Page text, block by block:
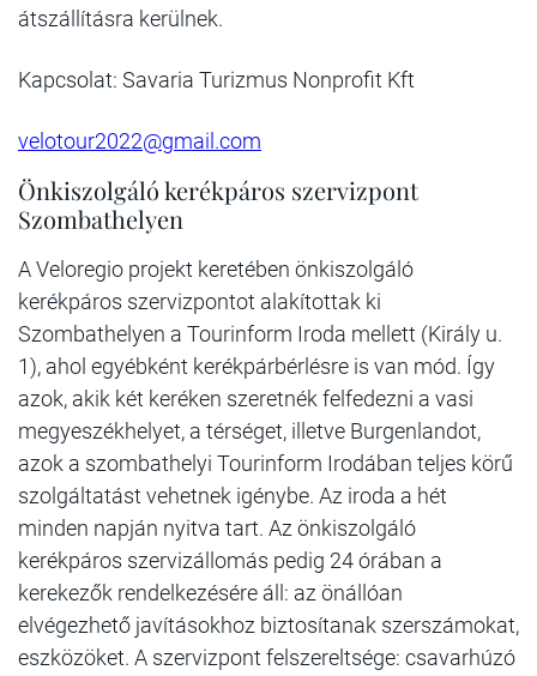
átszállításra kerülnek.
Kapcsolat: Savaria Turizmus Nonprofit Kft
velotour2022@gmail.com
Önkiszolgáló kerékpáros szervizpont
Szombathelyen
A Veloregio projekt keretében önkiszolgáló
kerékpáros szervizpontot alakítottak ki
Szombathelyen a Tourinform Iroda mellett (Király u.
1), ahol egyébként kerékpárbérlésre is van mód. Így
azok, akik két keréken szeretnék felfedezni a vasi
megyeszékhelyet, a térséget, illetve Burgenlandot,
azok a szombathelyi Tourinform Irodában teljes körű
szolgáltatást vehetnek igénybe. Az iroda a hét
minden napján nyitva tart. Az önkiszolgáló
kerékpáros szervizállomás pedig 24 órában a
kerekezők rendelkezésére áll: az önállóan
elvégezhető javításokhoz biztosítanak szerszámokat,
eszközöket. A szervizpont felszereltsége: csavarhúzó